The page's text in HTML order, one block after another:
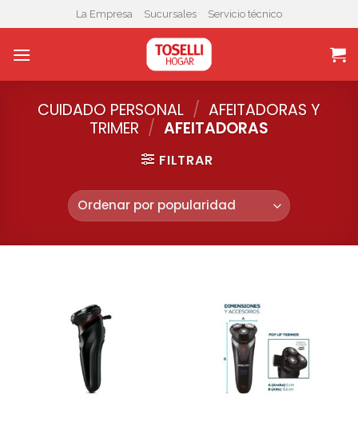
to
content
La Empresa Sucursales Servicio técnico
CUIDADO PERSONAL / AFEITADORAS Y
TRIMER / AFEITADORAS
FILTRAR